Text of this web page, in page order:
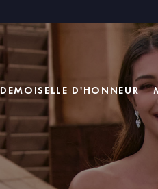
DEMOISELLE D'HONNEUR